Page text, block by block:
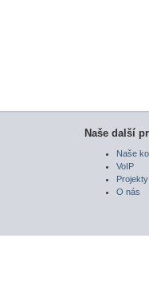
Naše další
Naše
VoIP
Projekty
O nás